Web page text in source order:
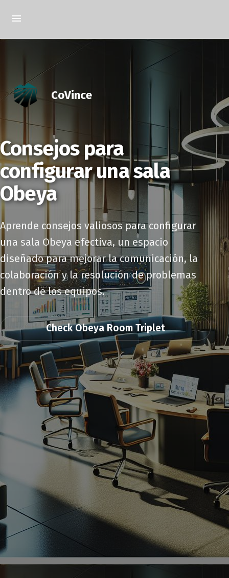
CoVince
Consejos para
configurar una sala
Obeya
Aprende consejos valiosos para configurar
una sala Obeya efectiva, un espacio
diseñado para mejorar la comunicación, la
colaboración y la resolución de problemas
dentro de los equipos.
Check Obeya Room Triplet